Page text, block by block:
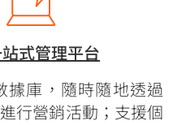
式管理平台
據庫，隨時隨地透過
進行營銷活動；支援個